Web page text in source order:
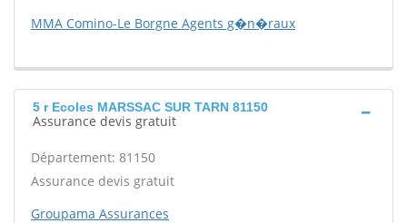
MMA Comino-Le Borgne Agents g�n�raux
5 r Ecoles MARSSAC SUR TARN 81150
Assurance devis gratuit
Département: 81150
Assurance devis gratuit
Groupama Assurances